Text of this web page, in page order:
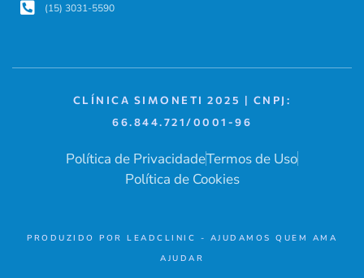
(15) 3031-5590
CLÍNICA SIMONETI 2025 | CNPJ:
66.844.721/0001-96
Política de PrivacidadeTermos de Uso
Política de Cookies
PRODUZIDO POR LEADCLINIC - AJUDAMOS QUEM AMA
AJUDAR